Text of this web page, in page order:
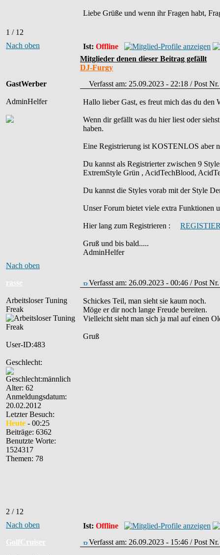
1 / 12
Liebe Grüße und wenn ihr Fragen habt,
Nach oben Ist: Offline
Mitglieder denen dieser Beitrag gefällt
DJ-Furgy
GastWerber
AdminHelfer
Verfasst am: 25.09.2023 - 22:18 / Post
Hallo lieber Gast, es freut mich das du den
Wenn dir gefällt was du hier liest oder
haben.
Eine Registrierung ist KOSTENLOS aber
Du kannst als Registrierter zwischen 9
ExtremStyle Grün , AcidTechBlood,
Du kannst die Styles vorab mit der
Unser Forum bietet viele extra Funktionen
Hier lang zum Registrieren :
Gruß und bis bald.....
AdminHelfer
Nach oben
rasse
Arbeitsloser Tuning
Freak
User-ID:483
Geschlecht:
Alter: 62
Anmeldungsdatum:
20.02.2012
Letzter Besuch:
Heute - 00:25
Beiträge: 6362
Benutzte Worte:
1524317
Themen: 78
2 / 12
Verfasst am: 26.09.2023 - 00:46 / Post
Schickes Teil, man sieht sie kaum noch.
Möge er dir noch lange Freude bereiten.
Vielleicht sieht man sich ja mal auf einen
Gruß
Nach oben Ist: Offline
GolfCruiser
Verfasst am: 26.09.2023 - 15:46 / Post